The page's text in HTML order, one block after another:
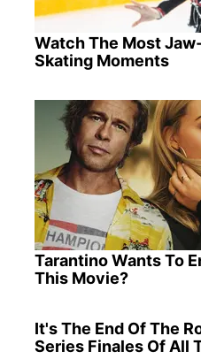
Watch The Most
Skating Moments
Tarantino Wants To
This Movie?
It's The End Of The
Series Finales Of All